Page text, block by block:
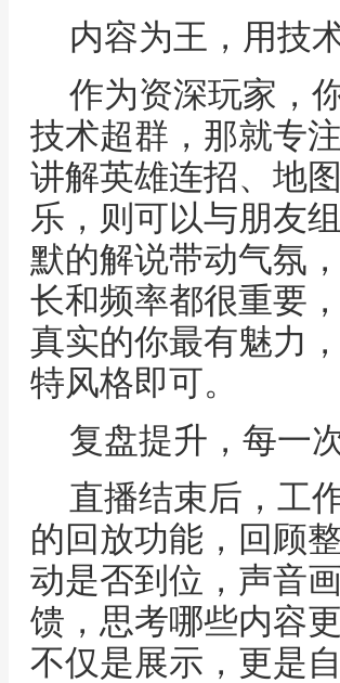
内容为王，用技
作为资深玩家，
技术超群，那就专
讲解英雄连招、地
乐，则可以与朋友
默的解说带动气氛
长和频率都很重要
真实的你最有魅力
特风格即可。
复盘提升，每一
直播结束后，工
的回放功能，回顾
动是否到位，声音
馈，思考哪些内容
不仅是展示，更是